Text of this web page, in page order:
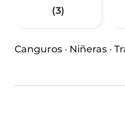
(3)
Canguros · Niñeras ·